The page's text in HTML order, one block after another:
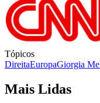
Tópicos
DireitaEuropaGiorgia
Mais Lidas